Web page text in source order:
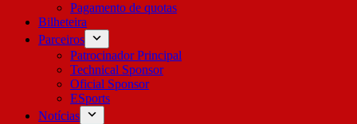
Pagamento de quotas
Bilheteira
Parceiros
Patrocinador Principal
Technical Sponsor
Oficial Sponsor
ESports
Notícias